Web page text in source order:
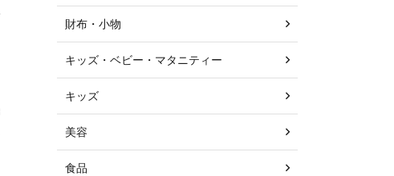
財布・小物
キッズ・ベビー・マタニティー
キッズ
美容
食品